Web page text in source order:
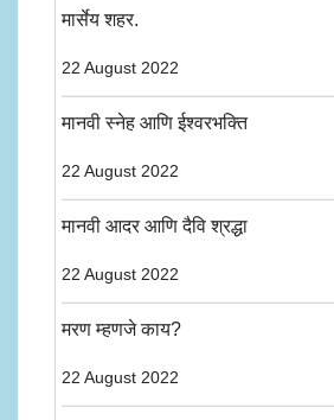
मार्सेय शहर.
22 August 2022
मानवी स्नेह आणि ईश्वरभक्ति
22 August 2022
मानवी आदर आणि दैवि श्रद्धा
22 August 2022
मरण म्हणजे काय?
22 August 2022